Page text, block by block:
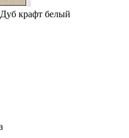
крафт белый